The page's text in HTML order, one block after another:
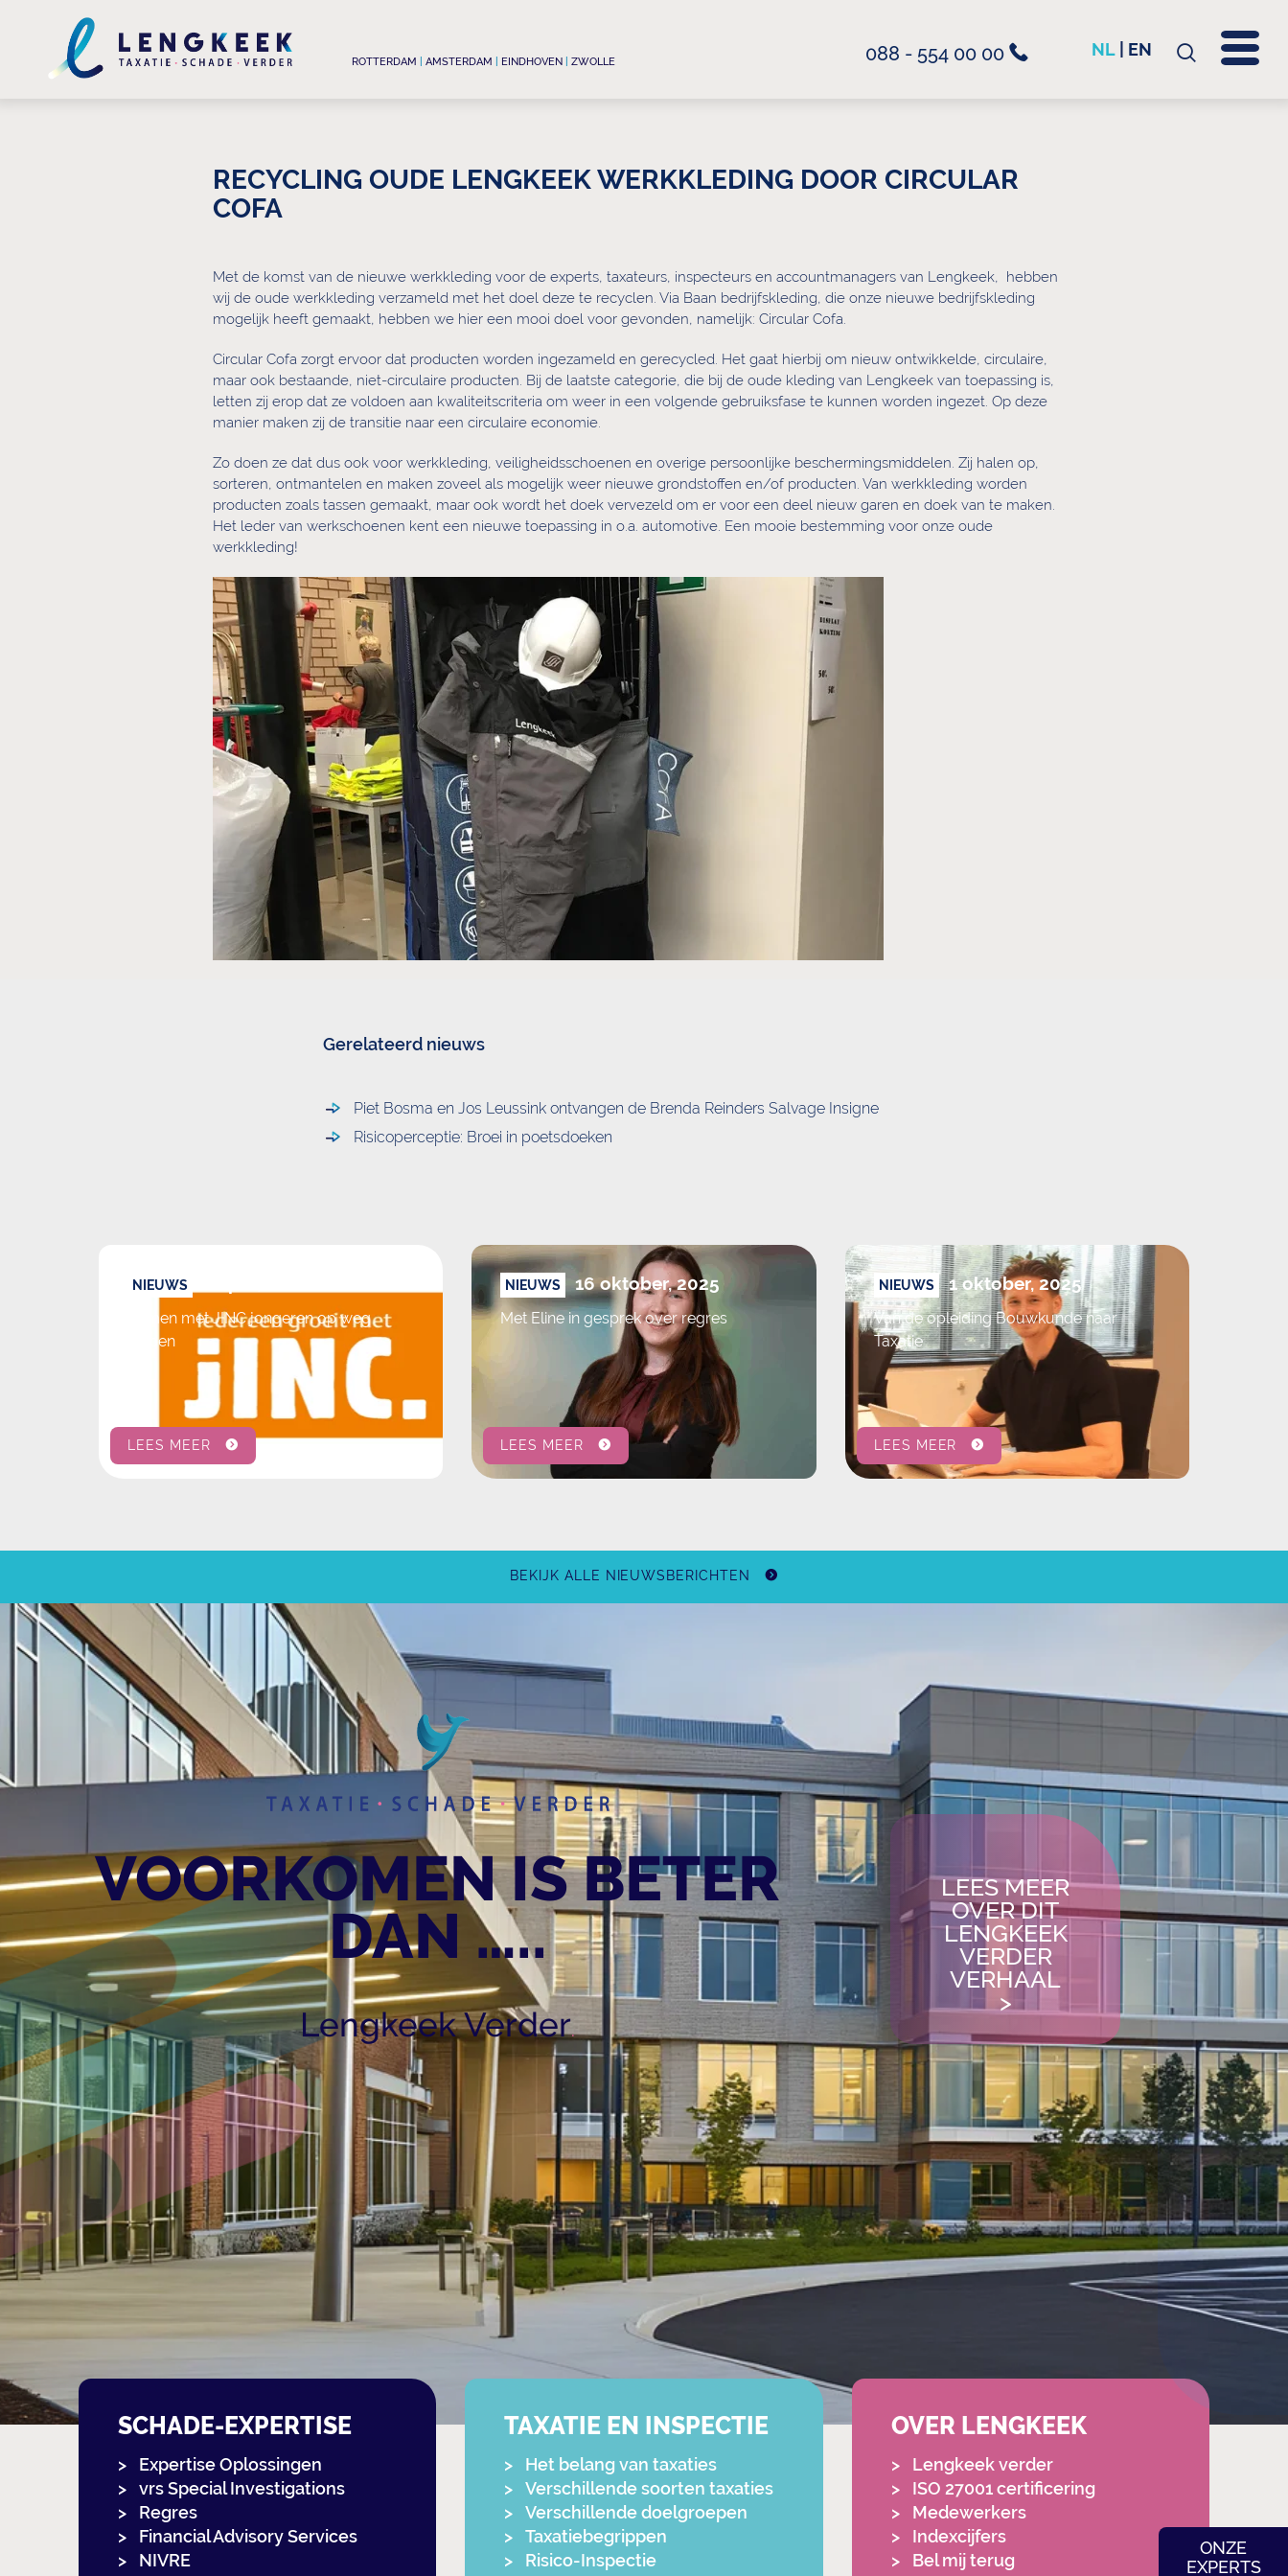
ROTTERDAM AMSTERDAM EINDHOVEN ZWOLLE 088 - 554 00 00 NL EN
Zoeken
ONZE
EXPERTS
RECYCLING OUDE LENGKEEK WERKKLEDING DOOR CIRCULAR
COFA
Met de komst van de nieuwe werkkleding voor de experts, taxateurs, inspecteurs en accountmanagers van Lengkeek, hebben
wij de oude werkkleding verzameld met het doel deze te recyclen. Via Baan bedrijfskleding, die onze nieuwe bedrijfskleding
mogelijk heeft gemaakt, hebben we hier een mooi doel voor gevonden, namelijk: Circular Cofa.
Circular Cofa zorgt ervoor dat producten worden ingezameld en gerecycled. Het gaat hierbij om nieuw ontwikkelde, circulaire,
maar ook bestaande, niet-circulaire producten. Bij de laatste categorie, die bij de oude kleding van Lengkeek van toepassing is,
letten zij erop dat ze voldoen aan kwaliteitscriteria om weer in een volgende gebruiksfase te kunnen worden ingezet. Op deze
manier maken zij de transitie naar een circulaire economie.
Zo doen ze dat dus ook voor werkkleding, veiligheidsschoenen en overige persoonlijke beschermingsmiddelen. Zij halen op,
sorteren, ontmantelen en maken zoveel als mogelijk weer nieuwe grondstoffen en/of producten. Van werkkleding worden
producten zoals tassen gemaakt, maar ook wordt het doek vervezeld om er voor een deel nieuw garen en doek van te maken.
Het leder van werkschoenen kent een nieuwe toepassing in o.a. automotive. Een mooie bestemming voor onze oude
werkkleding!
Gerelateerd nieuws
Piet Bosma en Jos Leussink ontvangen de Brenda Reinders Salvage Insigne
Risicoperceptie: Broei in poetsdoeken
LEES MEER
NIEUWS
Samen met JINC jongeren op weg
helpen
LEES MEER
NIEUWS 16 oktober, 2025
Met Eline in gesprek over regres
LEES MEER
NIEUWS 1 oktober, 2025
Van de opleiding Bouwkunde naar
Taxatie
BEKIJK ALLE NIEUWSBERICHTEN
VOORKOMEN IS BETER
DAN …..
Lengkeek Verder.
LEES MEER
OVER DIT
LENGKEEK
VERDER
VERHAAL
>
SCHADE-EXPERTISE
Expertise Oplossingen
vrs Special Investigations
Regres
Financial Advisory Services
NIVRE
TAXATIE EN INSPECTIE
Het belang van taxaties
Verschillende soorten taxaties
Verschillende doelgroepen
Taxatiebegrippen
Risico-Inspectie
OVER LENGKEEK
Lengkeek verder
ISO 27001 certificering
Medewerkers
Indexcijfers
Bel mij terug